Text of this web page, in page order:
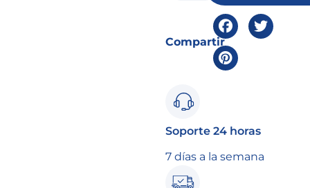
Compartir
Soporte 24 horas
7 días a la semana